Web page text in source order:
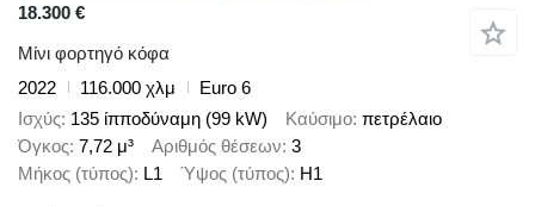
18.300 €
Μίνι φορτηγό κόφα
2022
116.000 χλμ
Euro 6
Ισχύς 135 ίπποδύναμη (99 kW) Καύσιμο πετρέλαιο
Όγκος 7,72 μ³ Αριθμός θέσεων 3
Μήκος (τύπος) L1 Ύψος (τύπος) H1